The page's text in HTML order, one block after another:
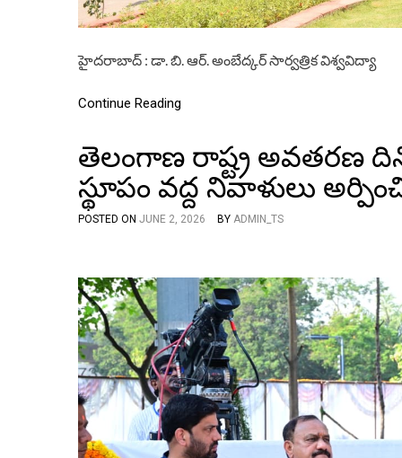
హైదరాబాద్ : డా. బి. ఆర్. అంబేద్కర్ సార్వత్రిక విశ్వవిద్యా
Continue Reading
తెలంగాణ రాష్ట్ర అవతరణ
స్థూపం వద్ద నివాళులు
POSTED ON JUNE 2, 2026 BY ADMIN_TS